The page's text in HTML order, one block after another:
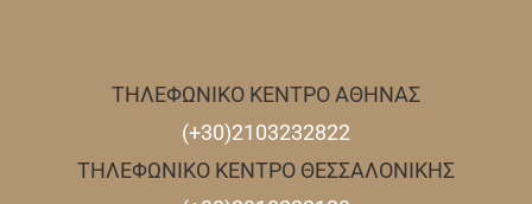
ΤΗΛΕΦΩΝΙΚΟ ΚΕΝΤΡΟ ΑΘΗΝΑΣ
(+30)2103232822
ΤΗΛΕΦΩΝΙΚΟ ΚΕΝΤΡΟ ΘΕΣΣΑΛΟΝΙΚΗΣ